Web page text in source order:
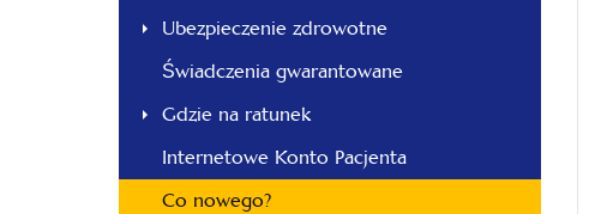
Ubezpieczenie zdrowotne
Świadczenia gwarantowane
Gdzie na ratunek
Internetowe Konto Pacjenta
Co nowego?